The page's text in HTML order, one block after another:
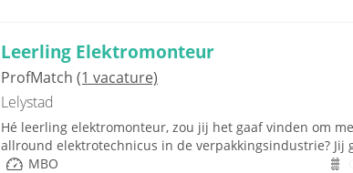
Leerling Elektromonteur
ProfMatch (1 vacature)
Lelystad
Hé leerling elektromonteur, zou jij het gaaf vinden om
allround elektrotechnicus in de verpakkingsindustrie?
MBO